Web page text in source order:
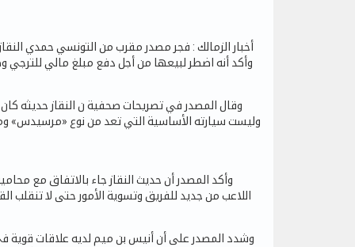
أخبار الزمالك : فجر مصدر مقرب من التونسي حمدي
وقال المصدر في تصريحات صحفية ن النقاز حديثه كان
وليست سيارته الأساسية التي تعد من نوع «مرسيدس» وما
وأكد المصدر أن حديث النقاز جاء بالاتفاق مع
وشدد المصدر على أن أنيس بن ميم لديه علاقات قوية